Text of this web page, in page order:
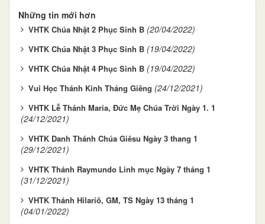
Những tin mới hơn
VHTK Chúa Nhật 2 Phục Sinh B (20/04/2022)
VHTK Chúa Nhật 3 Phục Sinh B (19/04/2022)
VHTK Chúa Nhật 4 Phục Sinh B (19/04/2022)
Vui Học Thánh Kinh Tháng Giêng (24/12/2021)
VHTK Lễ Thánh Maria, Đức Mẹ Chúa Trời Ngày 1. 1
(24/12/2021)
VHTK Danh Thánh Chúa Giêsu Ngày 3 thang 1
(29/12/2021)
VHTK Thánh Raymundo Linh mục Ngày 7 tháng 1
(31/12/2021)
VHTK Thánh Hilariô, GM, TS Ngày 13 tháng 1
(04/01/2022)